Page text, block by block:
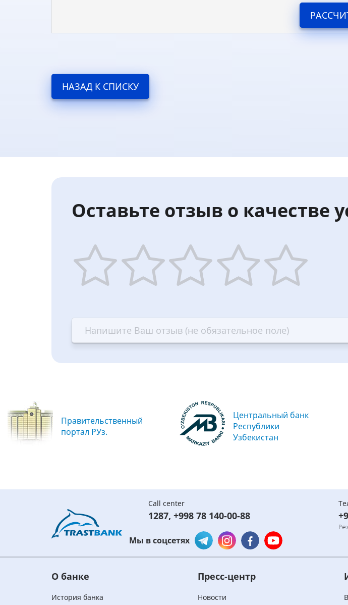
НАЗАД К СПИСКУ
Оставьте отзыв о качестве
Terrible
Bad
OK
Good
Excellent
Правительственный
портал РУз.
Центральный банк
Республики
Узбекистан
Call center
1287, +998 78 140-00-88
Мы в соцсетях
О банке
История банка
Пресс-центр
Новости